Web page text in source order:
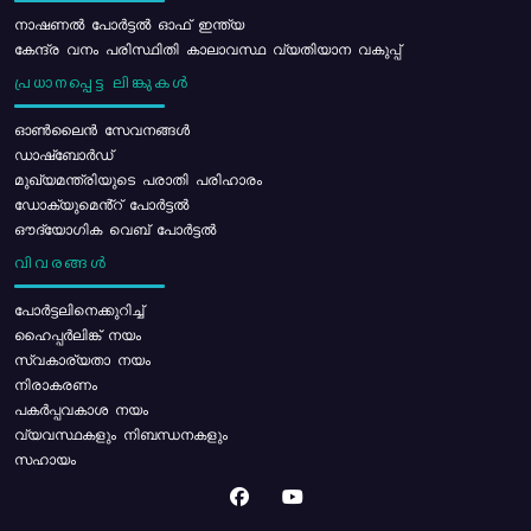
നാഷണൽ പോർട്ടൽ ഓഫ് ഇന്ത്യ
കേന്ദ്ര വനം പരിസ്ഥിതി കാലാവസ്ഥ വ്യതിയാന വകുപ്പ്
പ്രധാനപ്പെട്ട ലിങ്കുകൾ
ഓൺലൈൻ സേവനങ്ങൾ
ഡാഷ്ബോർഡ്
മുഖ്യമന്ത്രിയുടെ പരാതി പരിഹാരം
ഡോക്യുമെൻ്റ് പോർട്ടൽ
ഔദ്യോഗിക വെബ് പോർട്ടൽ
വിവരങ്ങൾ
പോര്‍ട്ടലിനെക്കുറിച്ച്
ഹൈപ്പർലിങ്ക് നയം
സ്വകാര്യതാ നയം
നിരാകരണം
പകർപ്പവകാശ നയം
വ്യവസ്ഥകളും നിബന്ധനകളും
സഹായം